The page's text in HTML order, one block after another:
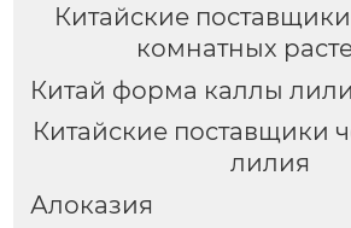
Китайские
комнатных
Китай форма каллы
Китайские поставщики
лилия
Алоказия